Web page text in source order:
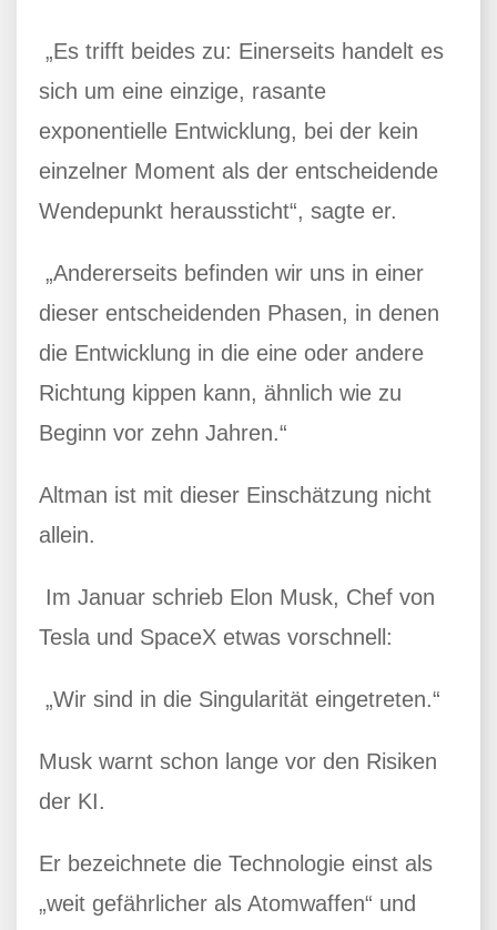
„Es trifft beides zu: Einerseits handelt es
sich um eine einzige, rasante
exponentielle Entwicklung, bei der kein
einzelner Moment als der entscheidende
Wendepunkt heraussticht“, sagte er.
„Andererseits befinden wir uns in einer
dieser entscheidenden Phasen, in denen
die Entwicklung in die eine oder andere
Richtung kippen kann, ähnlich wie zu
Beginn vor zehn Jahren.“
Altman ist mit dieser Einschätzung nicht
allein.
Im Januar schrieb Elon Musk, Chef von
Tesla und SpaceX etwas vorschnell:
„Wir sind in die Singularität eingetreten.“
Musk warnt schon lange vor den Risiken
der KI.
Er bezeichnete die Technologie einst als
„weit gefährlicher als Atomwaffen“ und